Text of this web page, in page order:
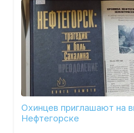
Охинцев приглашают на
Нефтегорске